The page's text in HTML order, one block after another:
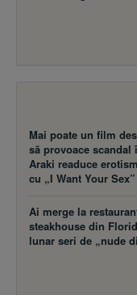
Mai poate un film
să provoace scandal
Araki readuce
cu „I Want Your Sex”
Ai merge la
steakhouse din
lunar seri de „nude